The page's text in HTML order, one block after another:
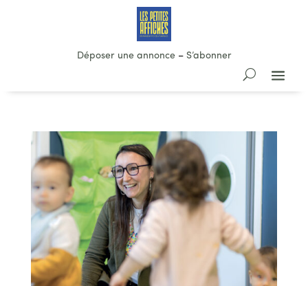
Déposer une annonce– S’abonner